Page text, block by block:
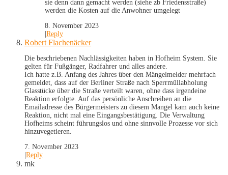
sie denn dann gemacht werden (siehe zb Friedensstraße)
werden die Kosten auf die Anwohner umgelegt
8. November 2023
Reply
Robert Flachenäcker
Die beschriebenen Nachlässigkeiten haben in Hofheim System. Sie
gelten für Fußgänger, Radfahrer und alles andere.
Ich hatte z.B. Anfang des Jahres über den Mängelmelder mehrfach
gemeldet, dass auf der Berliner Straße nach Sperrmüllabholung
Glasstücke über die Straße verteilt waren, ohne dass irgendeine
Reaktion erfolgte. Auf das persönliche Anschreiben an die
Emailadresse des Bürgermeisters zu diesem Mangel kam auch keine
Reaktion, nicht mal eine Eingangsbestätigung. Die Verwaltung
Hofheims scheint führungslos und ohne sinnvolle Prozesse vor sich
hinzuvegetieren.
7. November 2023
Reply
mk